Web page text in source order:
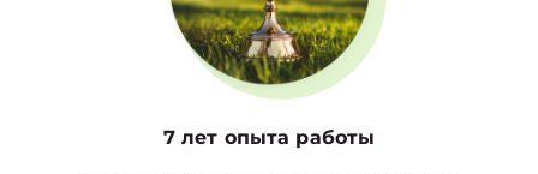
7 лет опыта работы